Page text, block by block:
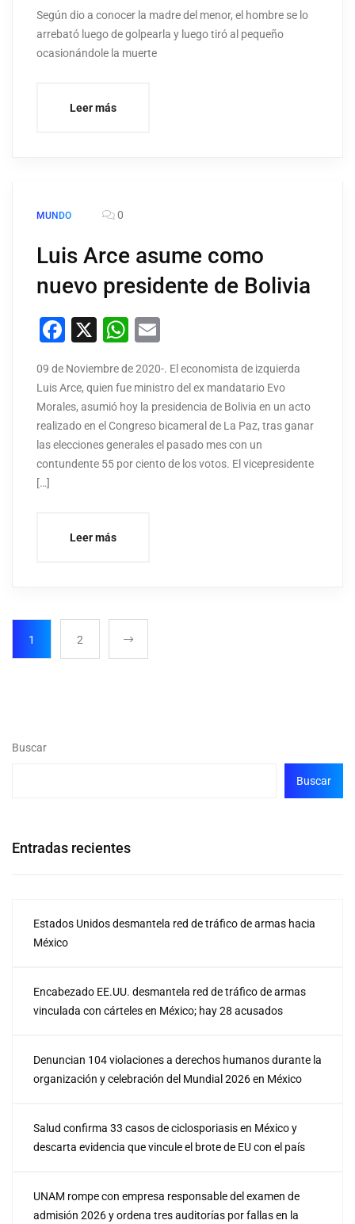
Según dio a conocer la madre del menor, el hombre se lo
arrebató luego de golpearla y luego tiró al pequeño
ocasionándole la muerte
Leer más
MUNDO 0
Luis Arce asume como
nuevo presidente de Bolivia
Facebook
X WhatsApp
09 de Noviembre de 2020-. El economista de izquierda
Luis Arce, quien fue ministro del ex mandatario Evo
Morales, asumió hoy la presidencia de Bolivia en un acto
realizado en el Congreso bicameral de La Paz, tras ganar
las elecciones generales el pasado mes con un
contundente 55 por ciento de los votos. El vicepresidente
[…]
Leer más
1 2
Buscar
Buscar
Entradas recientes
Estados Unidos desmantela red de tráfico de armas hacia
México
Encabezado EE.UU. desmantela red de tráfico de armas
vinculada con cárteles en México; hay 28 acusados
Denuncian 104 violaciones a derechos humanos durante la
organización y celebración del Mundial 2026 en México
Salud confirma 33 casos de ciclosporiasis en México y
descarta evidencia que vincule el brote de EU con el país
UNAM rompe con empresa responsable del examen de
admisión 2026 y ordena tres auditorías por fallas en la